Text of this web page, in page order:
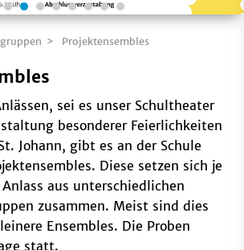
Projektensembles
sei es unser Schultheater
besonderer Feierlichkeiten
Johann, gibt es an der Schule
Diese setzen sich je
aus unterschiedlichen
zusammen. Meist sind dies
Ensembles. Die Proben
statt.